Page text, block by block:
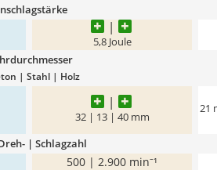
5,8 Joule
| Stahl | Holz
32 | 13 | 40 mm
21
| Schlagzahl
500 | 2.900 min⁻¹